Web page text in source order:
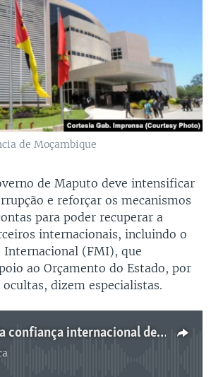
de Moçambique
de Maputo deve intensificar
e reforçar os mecanismos
para poder recuperar a
internacionais, incluindo o
(FMI), que
ao Orçamento do Estado, por
ocultas, dizem especialistas.
Recuperação da confiança internacional depende da luta contra a corrupção em Moçambique, sugerem especialistas
source currently available